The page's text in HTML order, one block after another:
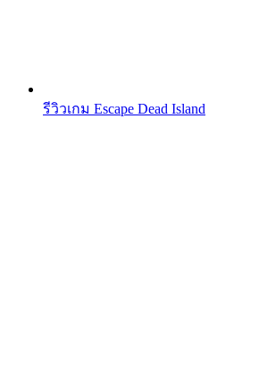
รีวิวเกม Escape Dead Island